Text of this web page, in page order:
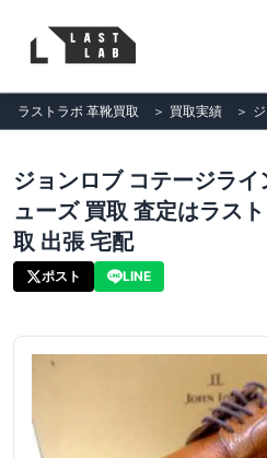
ラストラボ 革靴買取 ＞ 買取実績 ＞
ジョンロブ コテージラ
ューズ 買取 査定はラス
取 出張 宅配
ポスト LINE